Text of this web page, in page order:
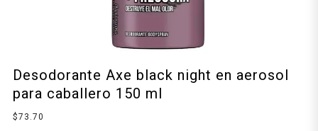
Desodorante Axe black night en aerosol
para caballero 150 ml
$73.70